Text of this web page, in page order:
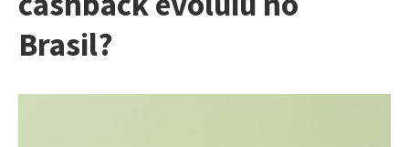
Brasil?